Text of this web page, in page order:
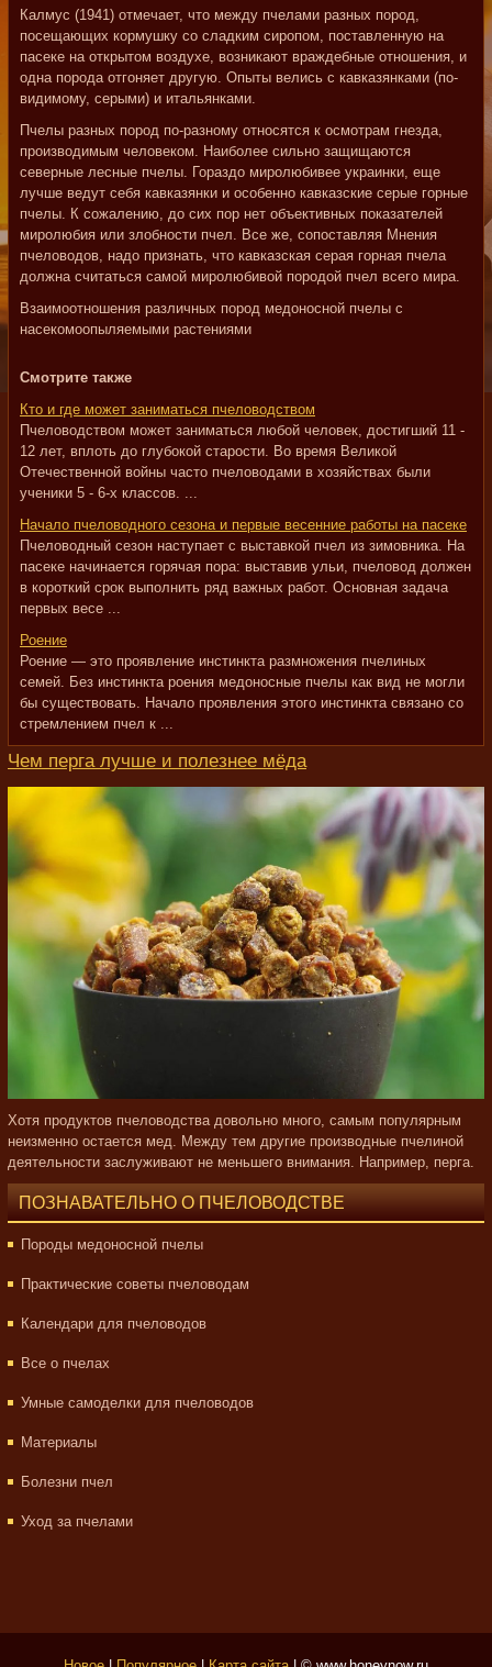
Калмус (1941) отмечает, что между пчелами разных пород,
посещающих кормушку со сладким сиропом, поставленную на
пасеке на открытом воздухе, возникают враждебные отношения, и
одна порода отгоняет другую. Опыты велись с кавказянками (по-
видимому, серыми) и итальянками.
Пчелы разных пород по-разному относятся к осмотрам гнезда,
производимым человеком. Наиболее сильно защищаются
северные лесные пчелы. Гораздо миролюбивее украинки, еще
лучше ведут себя кавказянки и особенно кавказские серые горные
пчелы. К сожалению, до сих пор нет объективных показателей
миролюбия или злобности пчел. Все же, сопоставляя Мнения
пчеловодов, надо признать, что кавказская серая горная пчела
должна считаться самой миролюбивой породой пчел всего мира.
Взаимоотношения различных пород медоносной пчелы с
насекомоопыляемыми растениями
Смотрите также
Кто и где может заниматься пчеловодством
Пчеловодством может заниматься любой человек, достигший 11 -
12 лет, вплоть до глубокой старости. Во время Великой
Отечественной войны часто пчеловодами в хозяйствах были
ученики 5 - 6-х классов. ...
Начало пчеловодного сезона и первые весенние работы на пасеке
Пчеловодный сезон наступает с выставкой пчел из зимовника. На
пасеке начинается горячая пора: выставив ульи, пчеловод должен
в короткий срок выполнить ряд важных работ. Основная задача
первых весе ...
Роение
Роение — это проявление инстинкта размножения пчелиных
семей. Без инстинкта роения медоносные пчелы как вид не могли
бы существовать. Начало проявления этого инстинкта связано со
стремлением пчел к ...
Чем перга лучше и полезнее мёда
Хотя продуктов пчеловодства довольно много, самым популярным
неизменно остается мед. Между тем другие производные пчелиной
деятельности заслуживают не меньшего внимания. Например, перга.
ПОЗНАВАТЕЛЬНО О ПЧЕЛОВОДСТВЕ
Породы медоносной пчелы
Практические советы пчеловодам
Календари для пчеловодов
Все о пчелах
Умные самоделки для пчеловодов
Материалы
Болезни пчел
Уход за пчелами